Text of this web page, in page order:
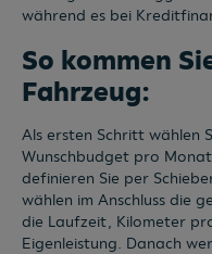
während es bei
So kommen
Fahrzeug:
Als ersten Schritt wählen
Wunschbudget pro
definieren Sie per
wählen im Anschluss die
die Laufzeit, Kilometer
Eigenleistung. Danach